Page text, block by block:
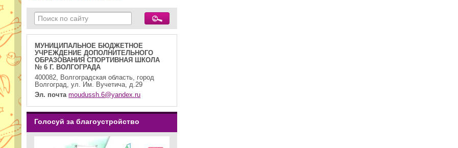
МУНИЦИПАЛЬНОЕ БЮДЖЕТНОЕ
УЧРЕЖДЕНИЕ ДОПОЛНИТЕЛЬНОГО
ОБРАЗОВАНИЯ СПОРТИВНАЯ ШКОЛА
№ 6 Г. ВОЛГОГРАДА
400082, Волгоградская область, город
Волгоград, ул. Им. Вучетича, д.29
Эл. почта moudussh.6@yandex.ru
Голосуй за благоустройство